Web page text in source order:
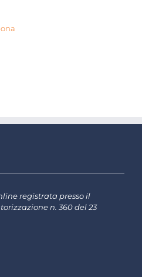
registrata presso il
n. 360 del 23